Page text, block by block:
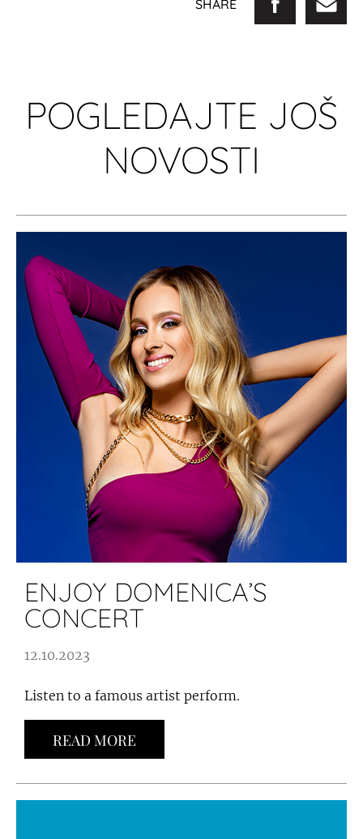
SHARE
POGLEDAJTE JOŠ
NOVOSTI
ENJOY DOMENICA’S
CONCERT
12.10.2023
Listen to a famous artist perform.
READ MORE